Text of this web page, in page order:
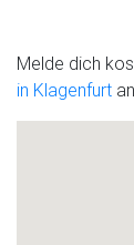
Melde dich
in Klagenfurt